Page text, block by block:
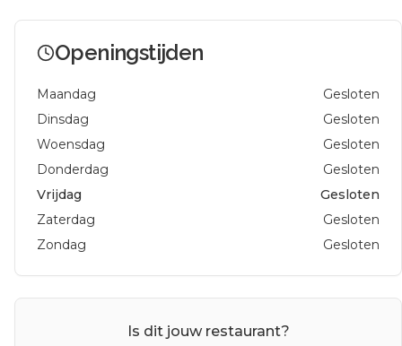
Openingstijden
Maandag
Gesloten
Dinsdag
Gesloten
Woensdag
Gesloten
Donderdag
Gesloten
Vrijdag
Gesloten
Zaterdag
Gesloten
Zondag
Gesloten
Is dit jouw restaurant?